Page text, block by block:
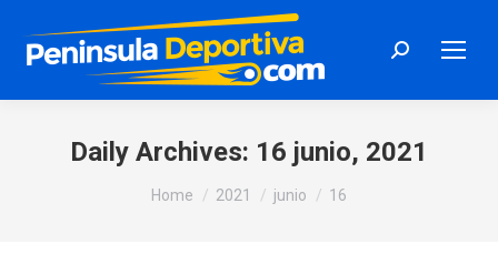
Search:
Daily Archives: 16 junio, 2021
You are here:
Home 2021 junio 16